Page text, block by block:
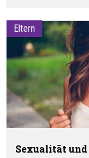
Eltern
Sexualität